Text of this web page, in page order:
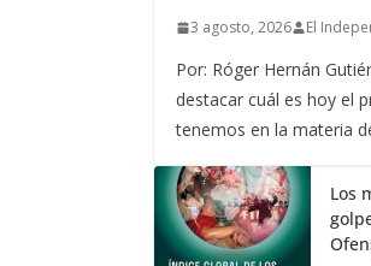
3 agosto, 2026 El
Por: Róger Hernán
destacar cuál es hoy el
tenemos en la materia
Los